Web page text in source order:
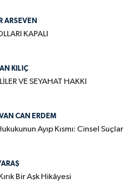
ARSEVEN
KAPALI
KILIÇ
VE SEYAHAT HAKKI
CAN ERDEM
Ayıp Kısmı: Cinsel Suçlar
Bir Aşk Hikâyesi